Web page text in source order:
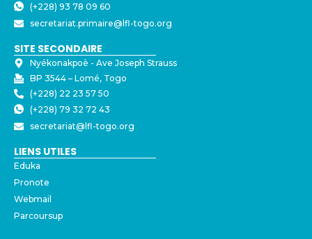
(+228) 93 78 09 60
secretariat.primaire@lfl-togo.org
SITE SECONDAIRE
Nyékonakpoè - ⁠Ave Joseph Strauss
BP 3544 – Lomé, Togo
(+228) 22 23 57 50
(+228) 79 32 72 43
secretariat@lfl-togo.org
LIENS UTILES
Eduka
Pronote
Webmail
Parcoursup